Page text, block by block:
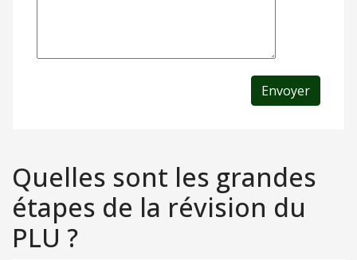
Envoyer
Quelles sont les grandes
étapes de la révision du
PLU ?